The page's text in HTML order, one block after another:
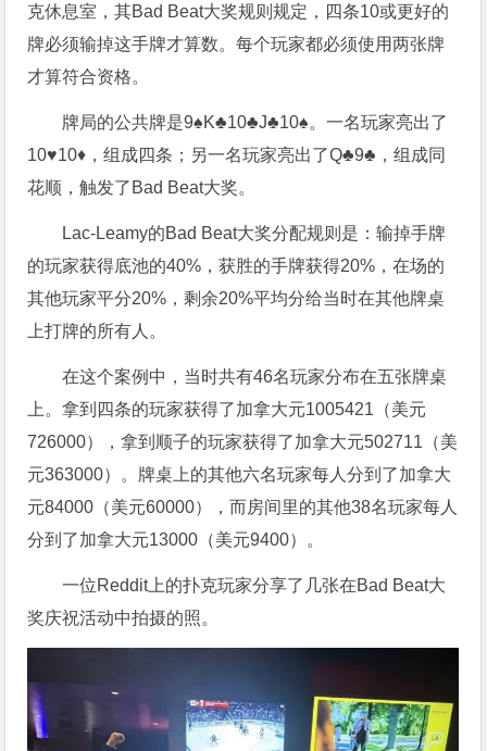
克休息室，其Bad Beat大奖规则规定，四条10或更好的
牌必须输掉这手牌才算数。每个玩家都必须使用两张牌
才算符合资格。
牌局的公共牌是9♠K♣10♣J♣10♠。一名玩家亮出了
10♥10♦，组成四条；另一名玩家亮出了Q♣9♣，组成同
花顺，触发了Bad Beat大奖。
Lac-Leamy的Bad Beat大奖分配规则是：输掉手牌
的玩家获得底池的40%，获胜的手牌获得20%，在场的
其他玩家平分20%，剩余20%平均分给当时在其他牌桌
上打牌的所有人。
在这个案例中，当时共有46名玩家分布在五张牌桌
上。拿到四条的玩家获得了加拿大元1005421（美元
726000），拿到顺子的玩家获得了加拿大元502711（美
元363000）。牌桌上的其他六名玩家每人分到了加拿大
元84000（美元60000），而房间里的其他38名玩家每人
分到了加拿大元13000（美元9400）。
一位Reddit上的扑克玩家分享了几张在Bad Beat大
奖庆祝活动中拍摄的照。